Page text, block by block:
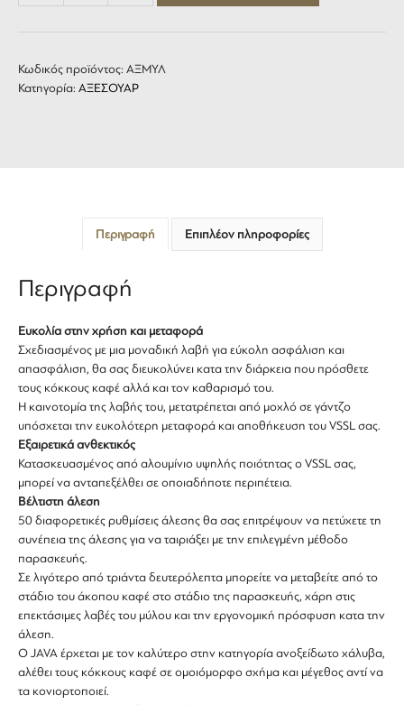
JAVA:
Hand
ποσότητα
Κωδικός προϊόντος: ΑΞΜΥΛ
Κατηγορία: ΑΞΕΣΟΥΑΡ
Περιγραφή Επιπλέον πληροφορίες
Περιγραφή
Ευκολία στην χρήση και μεταφορά
Σχεδιασμένος με μια μοναδική λαβή για εύκολη ασφάλιση και
απασφάλιση, θα σας διευκολύνει κατα την διάρκεια που πρόσθετε
τους κόκκους καφέ αλλά και τον καθαρισμό του.
Η καινοτομία της λαβής του, μετατρέπεται από μοχλό σε γάντζο
υπόσχεται την ευκολότερη μεταφορά και αποθήκευση του VSSL σας.
Εξαιρετικά ανθεκτικός
Κατασκευασμένος από αλουμίνιο υψηλής ποιότητας ο VSSL σας,
μπορεί να ανταπεξέλθει σε οποιαδήποτε περιπέτεια.
Βέλτιστη άλεση
50 διαφορετικές ρυθμίσεις άλεσης θα σας επιτρέψουν να πετύχετε τη
συνέπεια της άλεσης για να ταιριάξει με την επιλεγμένη μέθοδο
παρασκευής.
Σε λιγότερο από τριάντα δευτερόλεπτα μπορείτε να μεταβείτε από το
στάδιο του άκοπου καφέ στο στάδιο της παρασκευής, χάρη στις
επεκτάσιμες λαβές του μύλου και την εργονομική πρόσφυση κατα την
άλεση.
Ο JAVA έρχεται με τον καλύτερο στην κατηγορία ανοξείδωτο χάλυβα,
αλέθει τους κόκκους καφέ σε ομοιόμορφο σχήμα και μέγεθος αντί να
τα κονιορτοποιεί.